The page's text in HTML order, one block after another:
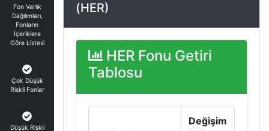
Fon Varlık
Dağılımları,
Fonların
İçeriklere
Göre Listesi
Çok Düşük
Riskli Fonlar
Düşük Riskli
(HER)
HER Fonu Getiri
Tablosu
Değişim